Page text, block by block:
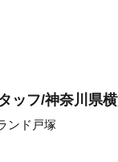
ッフ/神奈川県
ンド戸塚